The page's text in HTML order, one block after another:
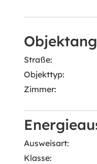
Straße:
Objekttyp:
Zimmer:
Ausweisart:
Klasse: